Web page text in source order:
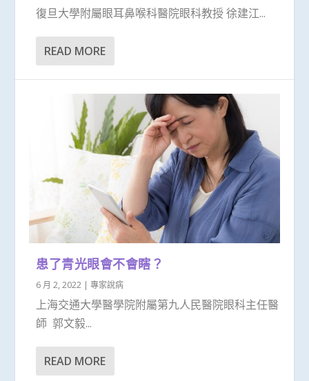
復旦大學附屬眼耳鼻喉科醫院眼科教授 徐建江...
READ MORE
患了青光眼會不會瞎？
6 月 2, 2022 |專家說病
上海交通大學醫學院附屬第九人民醫院眼科主任醫
師 郭文毅...
READ MORE